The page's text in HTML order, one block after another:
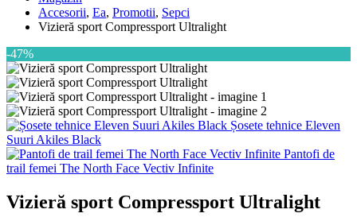
Accesorii, Ea, Promotii, Sepci
Vizieră sport Compressport Ultralight
-47%
Șosete tehnice Eleven
Suuri Akiles Black
Pantofi de
trail femei The North Face Vectiv Infinite
Vizieră sport Compressport Ultralight